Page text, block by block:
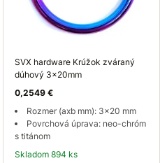
SVX hardware Krúžok zváraný
dúhový 3x20mm
0,2549 €
Rozmer (axb mm): 3x20 mm
Povrchová úprava: neo-chróm
s titánom
Skladom 894 ks